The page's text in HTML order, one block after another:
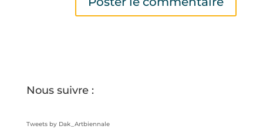
Nous suivre :
Tweets by Dak_Artbiennale